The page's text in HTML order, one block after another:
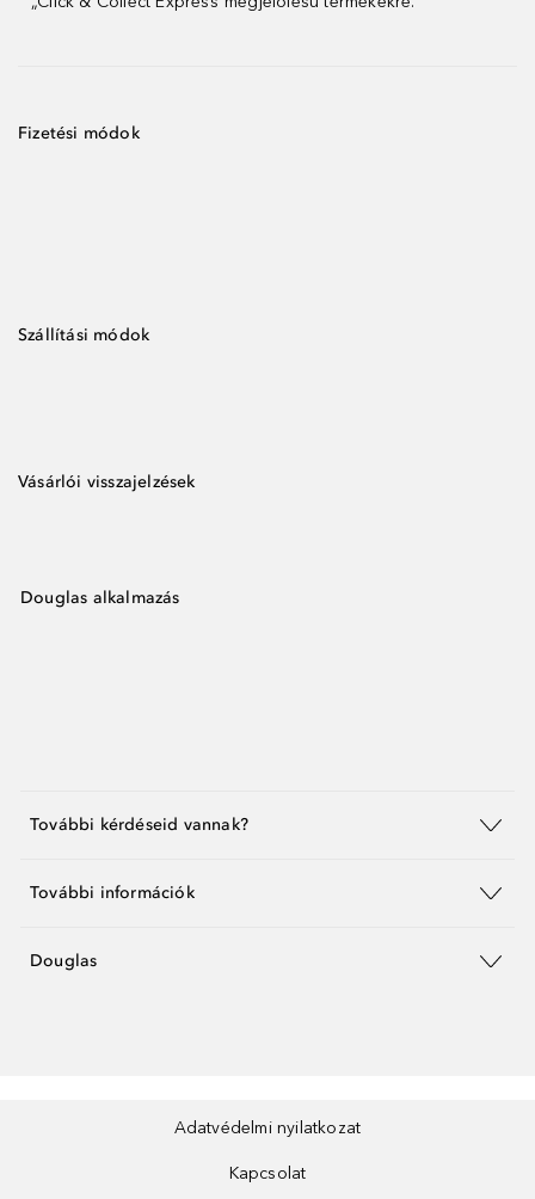
Fizetési módok
Szállítási módok
Vásárlói visszajelzések
Douglas alkalmazás
További kérdéseid vannak?
További információk
Douglas
Adatvédelmi nyilatkozat
Kapcsolat